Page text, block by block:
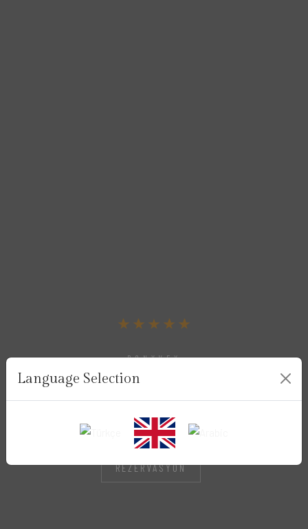
BONYVEX
MY HOME YOUR
HOME
REZERVASYON
Language Selection